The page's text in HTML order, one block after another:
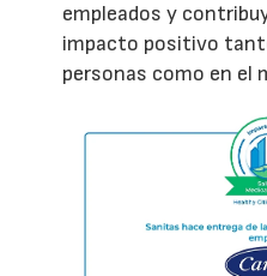
empleados y
impacto positivo
personas como en el